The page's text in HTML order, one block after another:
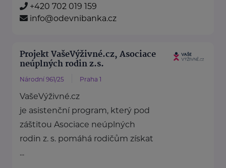
+420 702 019 159
info@odevnibanka.cz
Projekt VašeVýživné.cz, Asociace
neúplných rodin z.s.
Národní 961/25 Praha 1
VašeVýživné.cz
je asistenční program, který pod
záštitou Asociace neúplných
rodin z. s. pomáhá rodičům získat
...